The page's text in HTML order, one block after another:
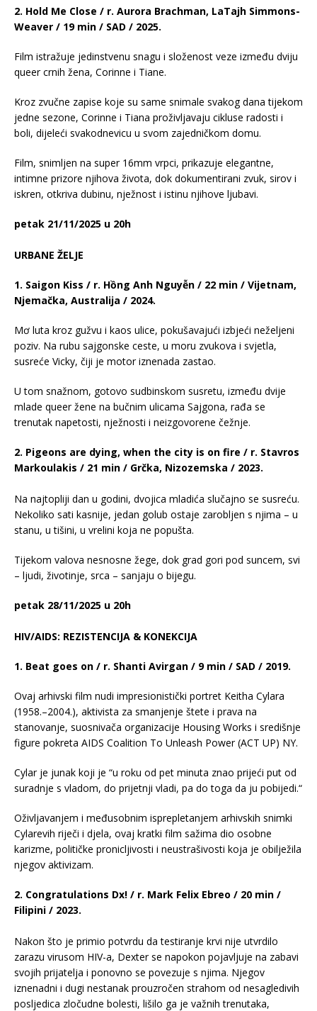
2. Hold Me Close / r. Aurora Brachman, LaTajh Simmons-
Weaver / 19 min / SAD / 2025.
Film istražuje jedinstvenu snagu i složenost veze između dviju
queer crnih žena, Corinne i Tiane.
Kroz zvučne zapise koje su same snimale svakog dana tijekom
jedne sezone, Corinne i Tiana proživljavaju cikluse radosti i
boli, dijeleći svakodnevicu u svom zajedničkom domu.
Film, snimljen na super 16mm vrpci, prikazuje elegantne,
intimne prizore njihova života, dok dokumentirani zvuk, sirov i
iskren, otkriva dubinu, nježnost i istinu njihove ljubavi.
petak 21/11/2025 u 20h
URBANE ŽELJE
1. Saigon Kiss / r. Hồng Anh Nguyễn / 22 min / Vijetnam,
Njemačka, Australija / 2024.
Mơ luta kroz gužvu i kaos ulice, pokušavajući izbjeći neželjeni
poziv. Na rubu sajgonske ceste, u moru zvukova i svjetla,
susreće Vicky, čiji je motor iznenada zastao.
U tom snažnom, gotovo sudbinskom susretu, između dvije
mlade queer žene na bučnim ulicama Sajgona, rađa se
trenutak napetosti, nježnosti i neizgovorene čežnje.
2. Pigeons are dying, when the city is on fire / r. Stavros
Markoulakis / 21 min / Grčka, Nizozemska / 2023.
Na najtopliji dan u godini, dvojica mladića slučajno se susreću.
Nekoliko sati kasnije, jedan golub ostaje zarobljen s njima – u
stanu, u tišini, u vrelini koja ne popušta.
Tijekom valova nesnosne žege, dok grad gori pod suncem, svi
– ljudi, životinje, srca – sanjaju o bijegu.
petak 28/11/2025 u 20h
HIV/AIDS: REZISTENCIJA & KONEKCIJA
1. Beat goes on / r. Shanti Avirgan / 9 min / SAD / 2019.
Ovaj arhivski film nudi impresionistički portret Keitha Cylara
(1958.–2004.), aktivista za smanjenje štete i prava na
stanovanje, suosnivača organizacije Housing Works i središnje
figure pokreta AIDS Coalition To Unleash Power (ACT UP) NY.
Cylar je junak koji je “u roku od pet minuta znao prijeći put od
suradnje s vladom, do prijetnji vladi, pa do toga da ju pobijedi.“
Oživljavanjem i međusobnim isprepletanjem arhivskih snimki
Cylarevih riječi i djela, ovaj kratki film sažima dio osobne
karizme, političke pronicljivosti i neustrašivosti koja je obilježila
njegov aktivizam.
2. Congratulations Dx! / r. Mark Felix Ebreo / 20 min /
Filipini / 2023.
Nakon što je primio potvrdu da testiranje krvi nije utvrdilo
zarazu virusom HIV-a, Dexter se napokon pojavljuje na zabavi
svojih prijatelja i ponovno se povezuje s njima. Njegov
iznenadni i dugi nestanak prouzročen strahom od nesagledivih
posljedica zločudne bolesti, lišilo ga je važnih trenutaka,